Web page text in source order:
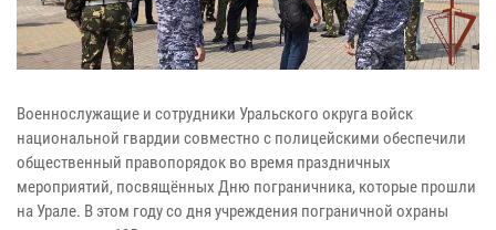
Военнослужащие и сотрудники Уральского округа войск
национальной гвардии совместно с полицейскими обеспечили
общественный правопорядок во время праздничных
мероприятий, посвящённых Дню пограничника, которые прошли
на Урале. В этом году со дня учреждения пограничной охраны